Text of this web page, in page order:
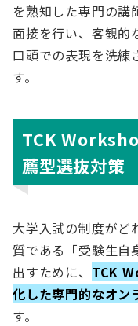
を熟知した専門の講
面接を行い、客観的
口頭での表現を洗練
す。
TCK
薦型選抜対策
大学入試の制度がど
質である「受験生自
出すために、 TCK
化した専門的なオン
す。